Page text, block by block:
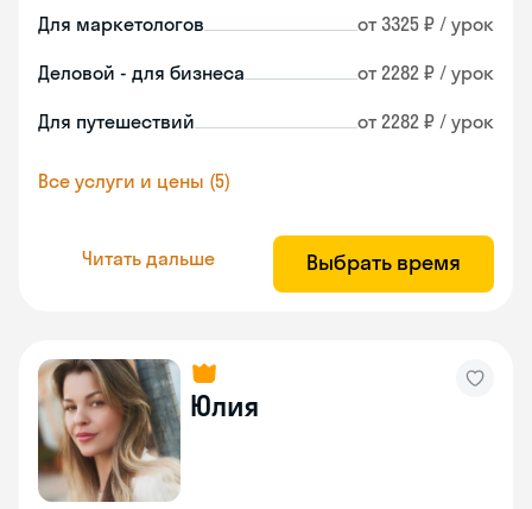
Для маркетологов от 3325 ₽ / урок
Деловой - для бизнеса от 2282 ₽ / урок
Для путешествий от 2282 ₽ / урок
Все услуги и цены (5)
Читать дальше Выбрать время
Юлия